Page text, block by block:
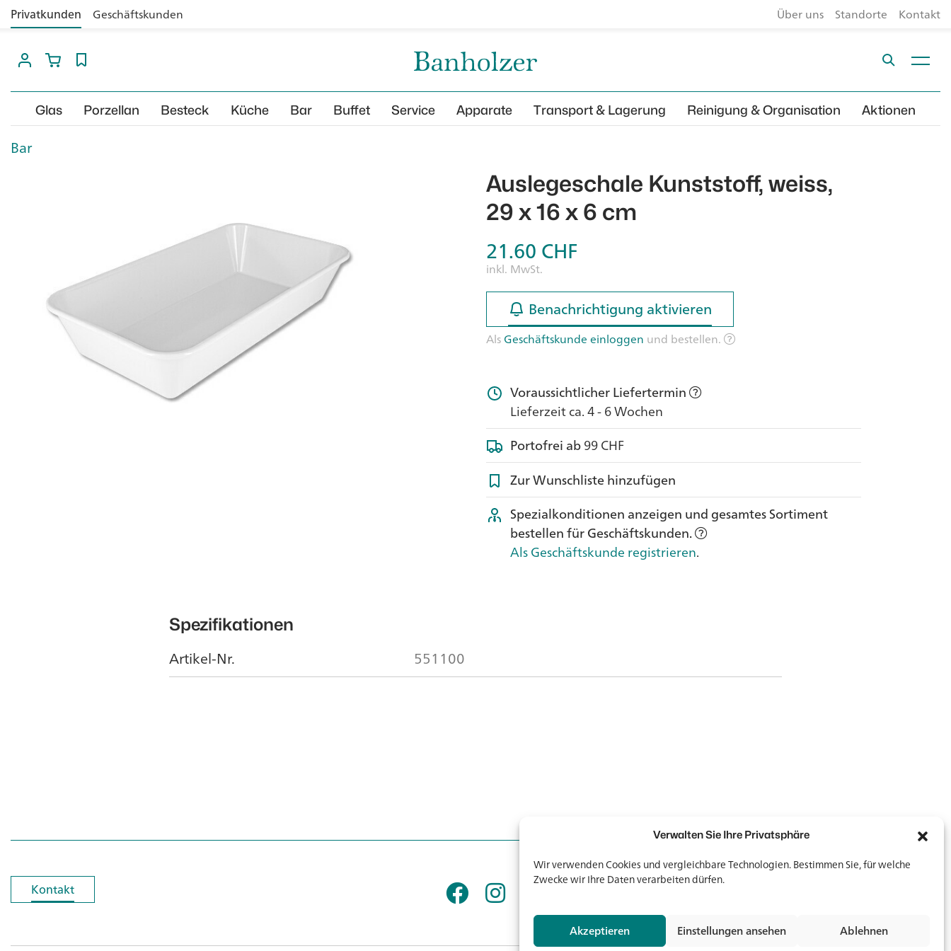
Verwalten Sie Ihre Privatsphäre
Wir verwenden Cookies und vergleichbare Technologien. Bestimmen Sie, für welche
Zwecke wir Ihre Daten verarbeiten dürfen.
Akzeptieren Ablehnen
Einstellungen ansehen
Privatkunden Geschäftskunden Über uns Standorte Kontakt
Glas Porzellan Besteck Küche Bar Buffet Service Apparate Transport & Lagerung Reinigung & Organisation Aktionen
Bar
Auslegeschale Kunststoff, weiss,
29 x 16 x 6 cm
21.60CHF
inkl. MwSt.
Benachrichtigung aktivieren
Benachrichtigung aktivieren
AlsGeschäftskunde einloggen und bestellen.
Voraussichtlicher Liefertermin
Lieferzeit ca. 4 - 6 Wochen
Portofrei ab99 CHF
Zur Wunschliste hinzufügen
Spezialkonditionen anzeigen und gesamtes Sortiment
bestellen für Geschäftskunden.
Als Geschäftskunde registrieren.
Spezifikationen
Artikel-Nr. 551100
Kontakt
Kontakt